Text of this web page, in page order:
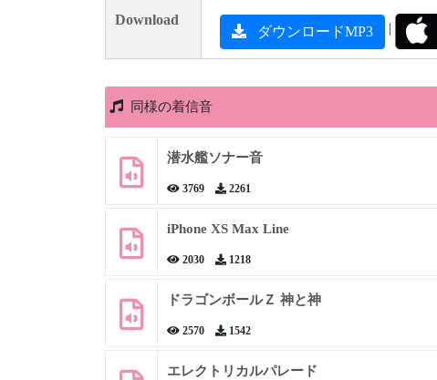
Download
ダウンロードMP3 |
同様の着信音
潜水艦ソナー音
3769 2261
iPhone XS Max Line
2030 1218
ドラゴンボールＺ 神と神
2570 1542
エレクトリカルパレード